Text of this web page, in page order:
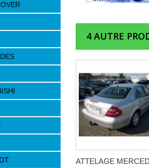
4 AUTRE
ATTELAGE